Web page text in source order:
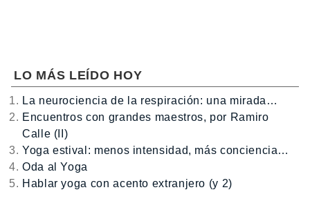
LO MÁS LEÍDO HOY
La neurociencia de la respiración: una mirada…
Encuentros con grandes maestros, por Ramiro
Calle (II)
Yoga estival: menos intensidad, más conciencia…
Oda al Yoga
Hablar yoga con acento extranjero (y 2)